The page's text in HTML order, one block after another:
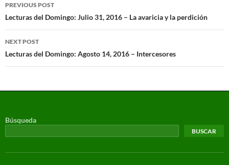
PREVIOUS POST
Lecturas del Domingo: Julio 31, 2016 – La avaricia y la perdición
NEXT POST
Lecturas del Domingo: Agosto 14, 2016 – Intercesores
Búsqueda
BUSCAR